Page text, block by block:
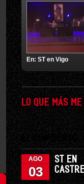
En: ST en Vigo
LO QUE MÁS ME
EL CONCIERTO
AGO
03
ST EN